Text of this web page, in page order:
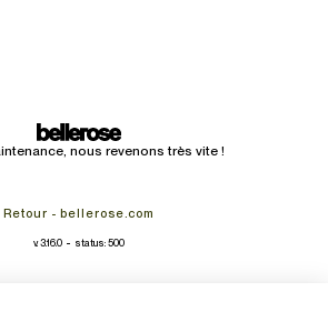
nous revenons très vite !
Retour - bellerose.com
v. 3.16.0 - status: 500